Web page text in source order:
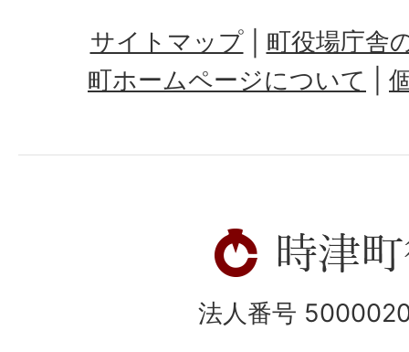
サイトマップ
町役場庁舎
町ホームページについて
法人番号